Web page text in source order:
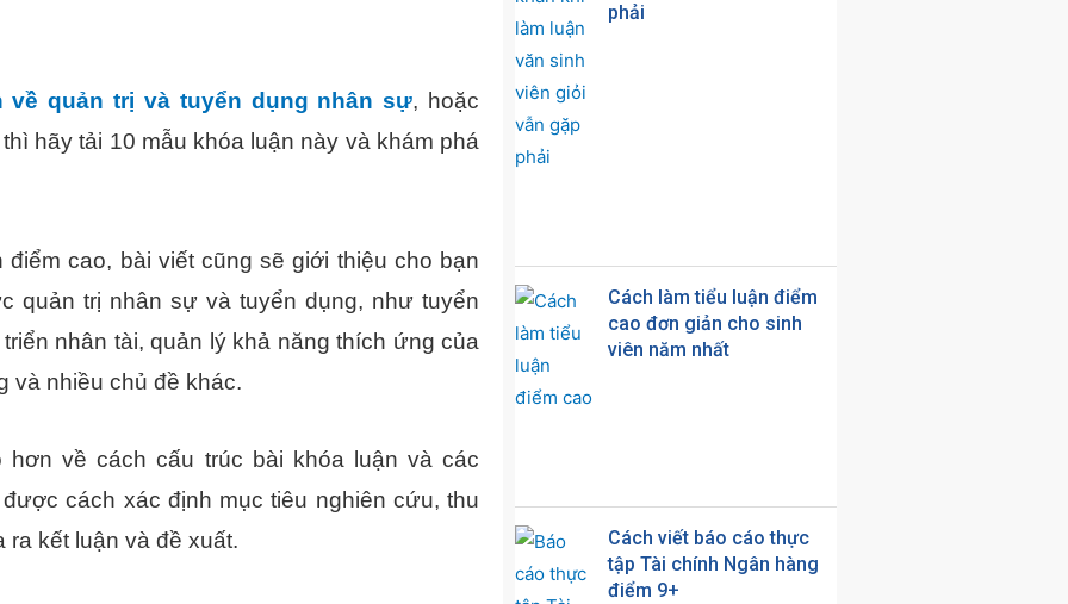
về quản trị và tuyển dụng nhân sự, hoặc
hãy tải 10 mẫu khóa luận này và khám phá
cao, bài viết cũng sẽ giới thiệu cho bạn
quản trị nhân sự và tuyển dụng, như tuyển
nhân tài, quản lý khả năng thích ứng của
và nhiều chủ đề khác.
về cách cấu trúc bài khóa luận và các
cách xác định mục tiêu nghiên cứu, thu
kết luận và đề xuất.
phải
Cách làm tiểu luận điểm
cao đơn giản cho sinh
viên năm nhất
Cách viết báo cáo thực
tập Tài chính Ngân hàng
điểm 9+